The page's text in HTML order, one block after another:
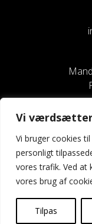
Vi
Vi bruger cookies
personligt
vores trafik. Ved at
vores brug af
Tilpas
Reg.